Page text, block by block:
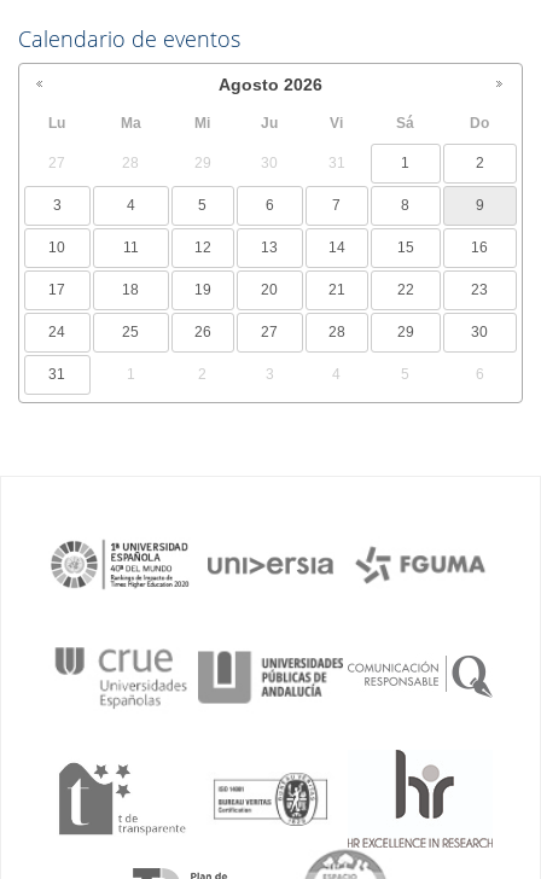
Calendario de eventos
Agosto 2026
Lu Ma Mi Ju Vi Sá Do
27 28 29 30 31 1 2
3 4 5 6 7 8 9
10 11 12 13 14 15 16
17 18 19 20 21 22 23
24 25 26 27 28 29 30
31 1 2 3 4 5 6